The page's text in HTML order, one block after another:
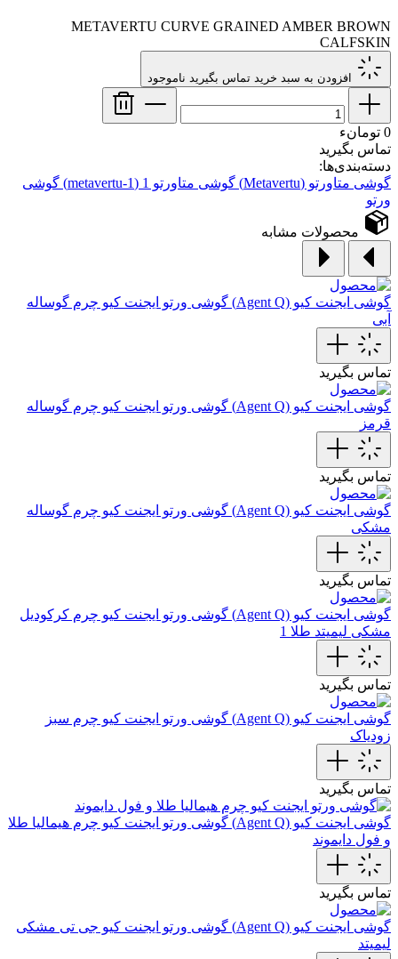
METAVERTU CURVE GRAINED AMBER BROWN
CALFSKIN
افزودن به سبد خرید تماس بگیرید ناموجود
0 تومانء
تماس بگیرید
دسته‌بندی‌ها:
گوشی متاورتو (Metavertu)
گوشی متاورتو 1 (metavertu-1)
گوشی
ورتو
محصولات مشابه
گوشی ایجنت کیو (Agent Q)
گوشی ورتو ایجنت کیو چرم گوساله
آبی
تماس بگیرید
گوشی ایجنت کیو (Agent Q)
گوشی ورتو ایجنت کیو چرم گوساله
قرمز
تماس بگیرید
گوشی ایجنت کیو (Agent Q)
گوشی ورتو ایجنت کیو‌ چرم گوساله
مشکی
تماس بگیرید
گوشی ایجنت کیو (Agent Q)
گوشی ورتو ایجنت کیو چرم کرکودیل
مشکی لیمیتد طلا 1
تماس بگیرید
گوشی ایجنت کیو (Agent Q)
گوشی‌ ورتو ایجنت کیو چرم سبز
زودیاک
تماس بگیرید
گوشی ایجنت کیو (Agent Q)
گوشی ورتو ایجنت کیو چرم هیمالیا طلا
و فول دایموند
تماس بگیرید
گوشی ایجنت کیو (Agent Q)
گوشی ورتو ایجنت کیو جی تی مشکی
لیمیتد